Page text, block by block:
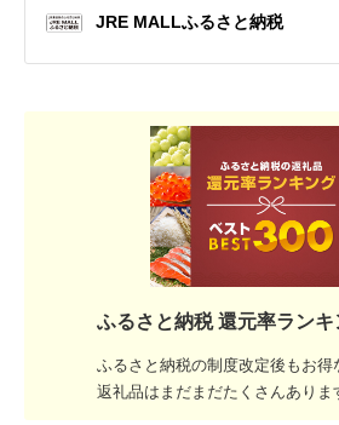
JRE MALLふるさと納税
ふるさと納税 還元率ラン
ふるさと納税の制度改定後もお得
返礼品はまだまだたくさんありま